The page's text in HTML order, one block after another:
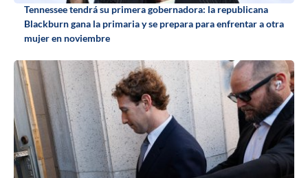
Tennessee tendrá su primera gobernadora: la republicana
Blackburn gana la primaria y se prepara para enfrentar a otra
mujer en noviembre